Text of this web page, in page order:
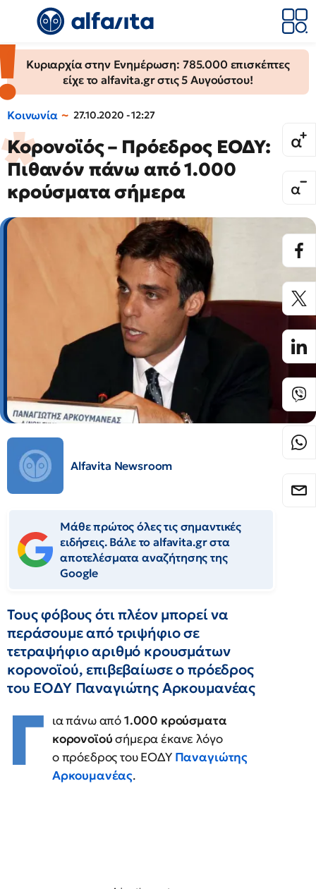
Κυριαρχία στην Ενημέρωση: 785.000 επισκέπτες
είχε το alfavita.gr στις 5 Αυγούστου!
Κοινωνία 27.10.2020 - 12:27
Κορονοϊός – Πρόεδρος ΕΟΔΥ:
Πιθανόν πάνω από 1.000
κρούσματα σήμερα
Alfavita Newsroom
Μάθε πρώτος όλες τις σημαντικές
ειδήσεις. Βάλε το alfavita.gr στα
αποτελέσματα αναζήτησης της
Google
Τους φόβους ότι πλέον μπορεί να
περάσουμε από τριψήφιο σε
τετραψήφιο αριθμό κρουσμάτων
κορονοϊού, επιβεβαίωσε ο πρόεδρος
του ΕΟΔΥ Παναγιώτης Αρκουμανέας
Γ ια πάνω από1.000 κρούσματα
κορονοϊούσήμερα έκανε λόγο
ο πρόεδρος του ΕΟΔΥ Παναγιώτης
Αρκουμανέας.